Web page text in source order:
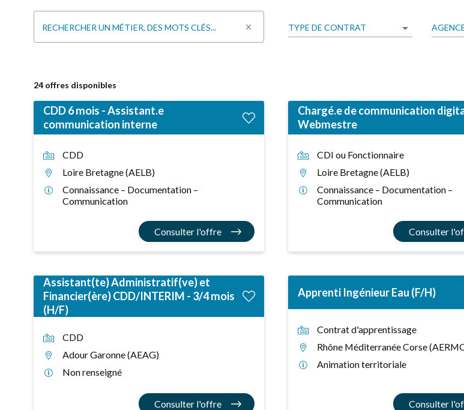
RECHERCHER UN MÉTIER, DES MOTS CLÉS... TYPE DE CONTRAT
24 offres disponibles
CDD 6 mois - Assistant.e
communication interne
CDD
Loire Bretagne (AELB)
Connaissance – Documentation –
Communication
Consulter l'offre
Chargé.e de communication
Webmestre
CDI ou Fonctionnaire
Loire Bretagne (AELB)
Connaissance – Documentation –
Communication
Consulter
Assistant(te) Administratif(ve) et
Financier(ère) CDD/INTERIM - 3/4 mois
(H/F)
CDD
Adour Garonne (AEAG)
Non renseigné
Consulter l'offre
Apprenti Ingénieur Eau (F/H)
Contrat d'apprentissage
Rhône Méditerranée Corse
Animation territoriale
Consulter